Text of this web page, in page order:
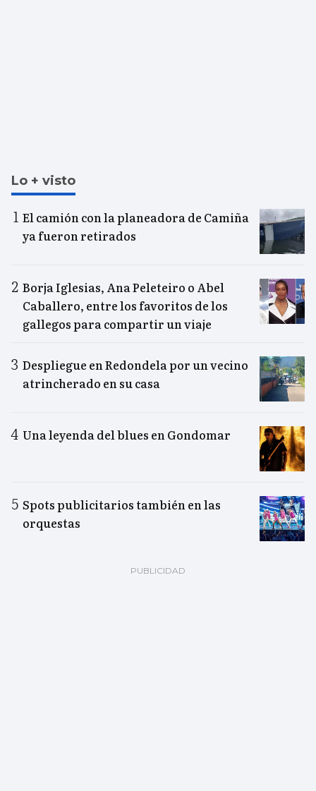
Lo + visto
El camión con la planeadora de Camiña
ya fueron retirados
Borja Iglesias, Ana Peleteiro o Abel
Caballero, entre los favoritos de los
gallegos para compartir un viaje
Despliegue en Redondela por un vecino
atrincherado en su casa
Una leyenda del blues en Gondomar
Spots publicitarios también en las
orquestas